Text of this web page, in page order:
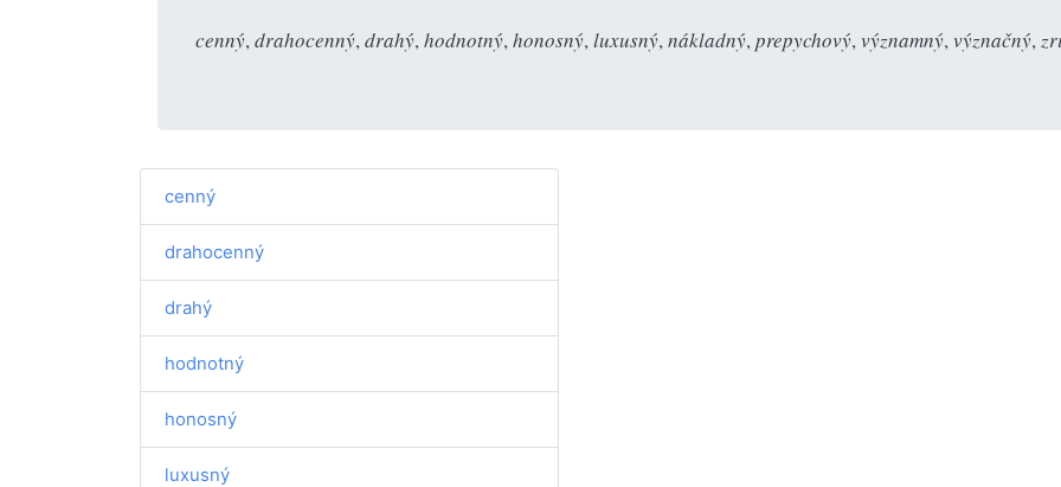
cenný, drahocenný, drahý, hodnotný, honosný, luxusný, nákladný, prepychový, významný, význačný,
cenný
drahocenný
drahý
hodnotný
honosný
luxusný